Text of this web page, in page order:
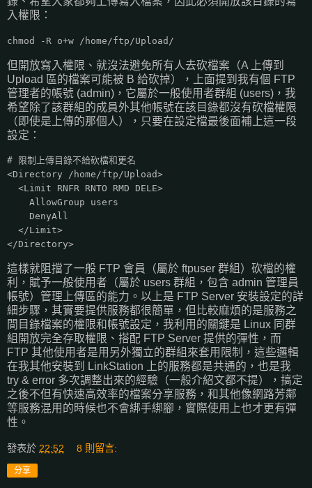
入權限：
chmod -R o+w /home/ftp/Upload/
但開放寫入權限、就沒法避免所有人去砍檔案（A 上傳到
Upload 區的檔案可能被 B 給砍掉），上面提到我有個 FTP
管理者的帳號 (admin)，它屬於一般使用者群組 (users)，我
希望除了該群組的成員外其他帳號在該目錄都沒有砍檔權限
（即使是上傳的那個人），只要在設定檔最後面補上這一段
設定：
# 限制上傳目錄不給砍檔和更名
<Directory /home/ftp/Upload>
<Limit RNFR RNTO RMD DELE>
AllowGroup users
DenyAll
</Limit>
</Directory>
這樣就阻擋了一般 FTP 會員（屬於 ftpuser 群組）砍檔的權
利，賦予一般使用者（屬於 users 群組，包含 admin 管理員
帳號）管理上傳區的能力。以上是 FTP Server 安裝設定的詳
細步驟，其實要提供服務都很簡單，但比較麻煩的是服務之
間目錄檔案的權限和帳號設定，我利用的關鍵是 Linux 同群
組開放完全存取權限、搭配 FTP Server 提供的彈性，而
FTP 其他使用者是用另外獨立的群組來套用限制，這些邏輯
在我其他安裝到 LinkStation 上的服務都是共通的，也是我
try & error 多次調整出來的經驗（一般介紹文都不提），搞定
之後不但有快速高效率的檔案分享服務，和其他像網路芳鄰
等服務混用的時候也不會綁手綁腳，實際使用上也才更有彈
性。
發表於 22:52 8 則留言:
分享